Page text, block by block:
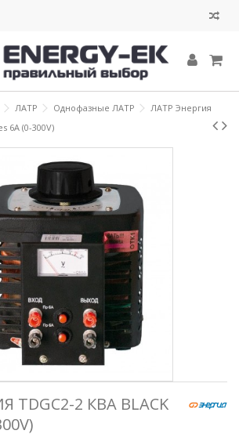
ЛАТР Однофазные ЛАТР
ЛАТР Энергия
6А (0-300V)
TDGC2-2 КВА BLACK